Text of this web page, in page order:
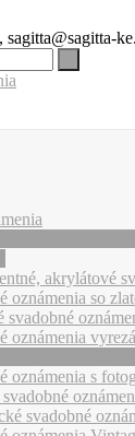
akrylátové
oznámenia so
svadobné
oznámenia
oznámenia s
svadobné